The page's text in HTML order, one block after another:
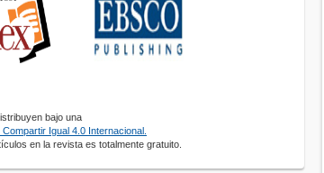
bajo una
Igual 4.0 Internacional.
en la revista es totalmente gratuito.